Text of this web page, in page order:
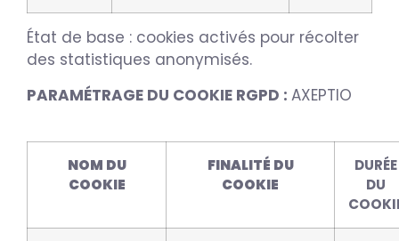
État de base : cookies activés pour récolter
des statistiques anonymisés.
PARAMÉTRAGE DU COOKIE RGPD : AXEPTIO
NOM DU
COOKIE
FINALITÉ DU
COOKIE
DURÉE
DU